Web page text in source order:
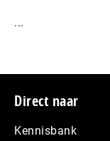
...
Footer
Direct naar
Kennisbank